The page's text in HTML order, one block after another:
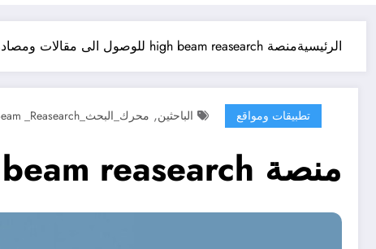
الرئيسيةمنصة high beam reasearch للوصول الى مقالات ومصادر متنوعة
تطبيقات ومواقع الباحثين, محرك_البحث_High _Beam _Reasearch
منصة high beam reasearch للوصول الى مقالات ومصادر متنوعة